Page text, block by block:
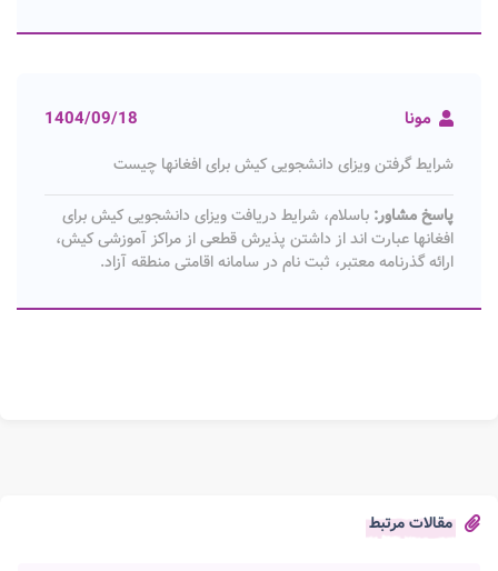
مقالات مرتبط
مونا 1404/09/18
شرایط گرفتن ویزای دانشجویی کیش برای افغانها چیست
پاسخ مشاور: باسلام، شرایط دریافت ویزای دانشجویی کیش برای
افغانها عبارت اند از داشتن پذیرش قطعی از مراکز آموزشی کیش،
ارائه گذرنامه معتبر، ثبت نام در سامانه اقامتی منطقه آزاد.